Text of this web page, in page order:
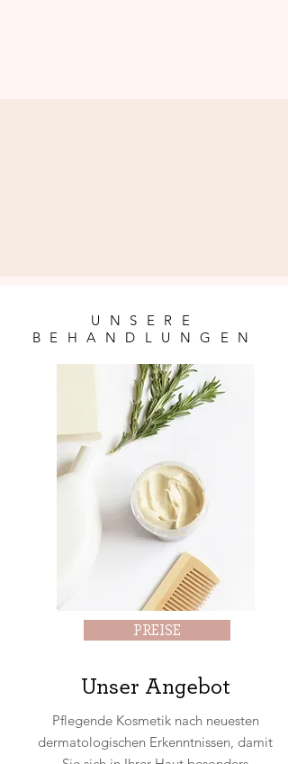
UNSERE
BEHANDLUNGEN
PREISE
Unser Angebot
Pflegende Kosmetik nach neuesten
dermatologischen Erkenntnissen, damit